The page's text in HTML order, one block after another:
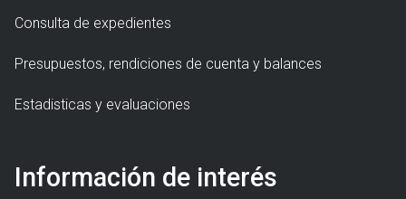
Consulta de expedientes
Presupuestos, rendiciones de cuenta y balances
Estadisticas y evaluaciones
Información de interés